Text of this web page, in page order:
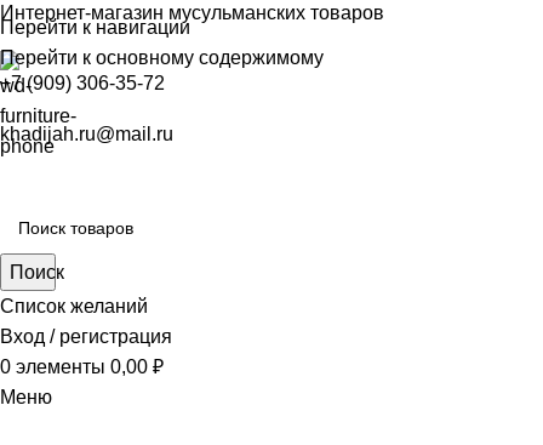
Перейти к навигации
Перейти к основному содержимому
Интернет-магазин мусульманских товаров
+7 (909) 306-35-72
khadijah.ru@mail.ru
Поиск
Список желаний
Вход / регистрация
0 элементы 0,00 ₽
Меню